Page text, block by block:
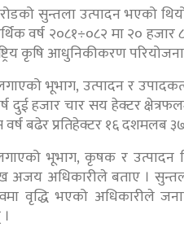
सुन्तला उत्पादन भएको
वर्ष २०८१÷०८२ मा २० हजार
कृषि आधुनिकीकरण
भूभाग, उत्पादन र
दुई हजार चार सय हेक्टर
बढेर प्रतिहेक्टर १६ दशमलब
भूभाग, कृषक र उत्पादन
अजय अधिकारीले बताए ।
वृद्धि भएको अधिकारीले